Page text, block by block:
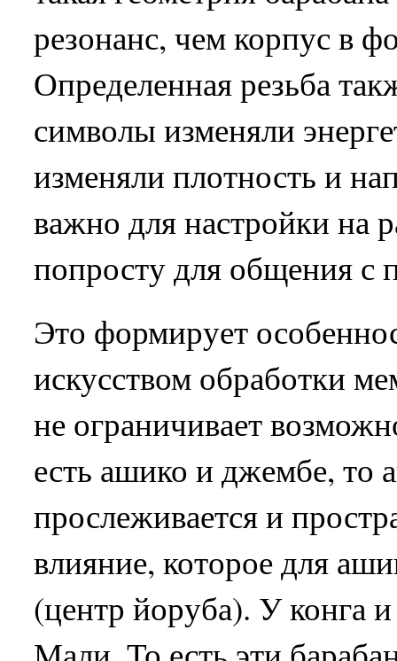
резонанс, чем корпус в
Определенная резьба
символы изменяли
изменяли плотность и
важно для настройки на
попросту для общения с
Это формирует
искусством обработки
не ограничивает
есть ашико и джембе, то
прослеживается и
влияние, которое для
(центр йоруба). У конга